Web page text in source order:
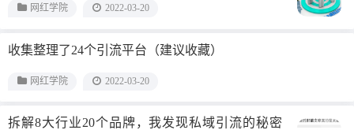
网红学院 2022-03-20
收集整理了24个引流平台（建议收藏）
网红学院 2022-03-20
拆解8大行业20个品牌，我发现私域引流的秘密